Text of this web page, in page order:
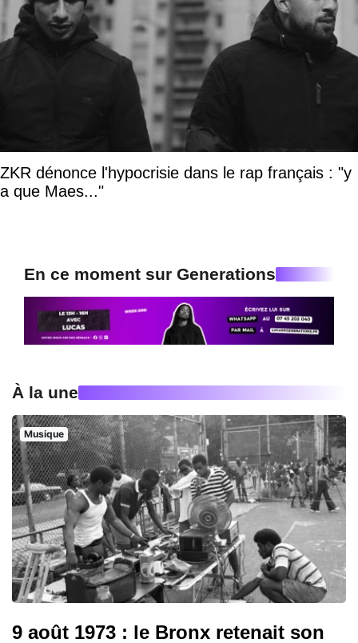
ZKR dénonce l'hypocrisie dans le rap français : "y
a que Maes..."
En ce moment sur Generations
À la une
Musique
9 août 1973 : le Bronx retenait son